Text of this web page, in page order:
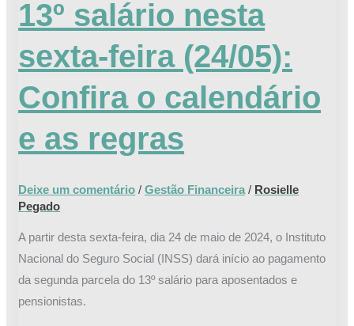
13º salário nesta
sexta-feira (24/05):
Confira o calendário
e as regras
Deixe um comentário /Gestão Financeira / Rosielle
Pegado
A partir desta sexta-feira, dia 24 de maio de 2024, o Instituto
Nacional do Seguro Social (INSS) dará início ao pagamento
da segunda parcela do 13º salário para aposentados e
pensionistas.
salário
nesta
sexta-
feira
(24/05):
o
e
as